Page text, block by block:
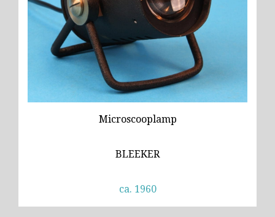
Microscooplamp
BLEEKER
ca. 1960